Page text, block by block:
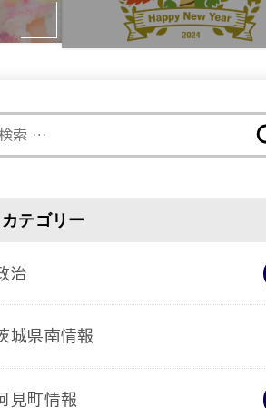
索:
カテゴリー
治
城県南情報
見町情報